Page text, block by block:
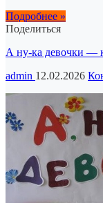
Подробнее »
Поделиться
А ну-ка девочки —
admin 12.02.2026